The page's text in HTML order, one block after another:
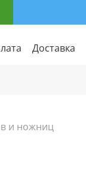
Доставка
и ножниц